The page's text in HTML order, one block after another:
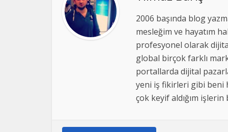
2006 başında blog
mesleğim ve hayatım
profesyonel olarak
global birçok farklı
portallarda dijital
yeni iş fikirleri gibi beni
çok keyif aldığım işlerin